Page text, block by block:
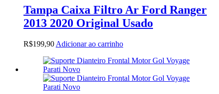
Tampa Caixa Filtro Ar Ford Ranger
2013 2020 Original Usado
R$199,90 Adicionar ao carrinho